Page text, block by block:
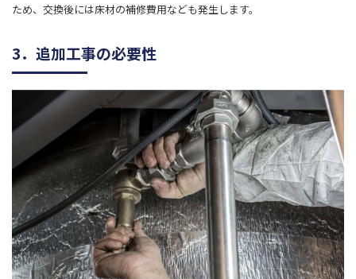
ため、交換後には床材の補修費用なども発生します。
3．追加工事の必要性